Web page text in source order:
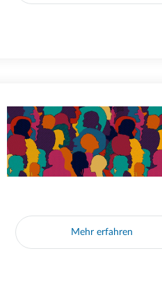
Mehr erfahren